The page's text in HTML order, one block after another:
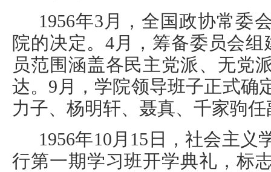
1956年3月，全国政协常委
院的决定。4月，筹备委员会
员范围涵盖各民主党派、无党
达。9月，学院领导班子正式确
力子、杨明轩、聂真、千家驹
1956年10月15日，社会主义
行第一期学习班开学典礼，标